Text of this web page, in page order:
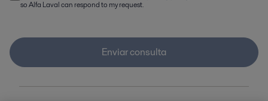
so Alfa Laval can respond to my request.
Enviar consulta